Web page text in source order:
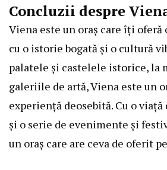
Concluzii despre
Viena este un oraș care îți
cu o istorie bogată și o cultură
palatele și castelele istorice, la
galeriile de artă, Viena este un
experiență deosebită. Cu o
și o serie de evenimente și
un oraș care are ceva de oferit